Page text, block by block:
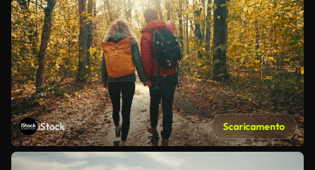
iStock Scaricamento